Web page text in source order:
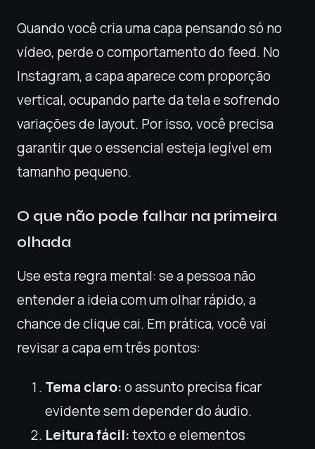
Quando você cria uma capa pensando só no
vídeo, perde o comportamento do feed. No
Instagram, a capa aparece com proporção
vertical, ocupando parte da tela e sofrendo
variações de layout. Por isso, você precisa
garantir que o essencial esteja legível em
tamanho pequeno.
O que não pode falhar na primeira
olhada
Use esta regra mental: se a pessoa não
entender a ideia com um olhar rápido, a
chance de clique cai. Em prática, você vai
revisar a capa em três pontos:
Tema claro:o assunto precisa ficar
evidente sem depender do áudio.
Leitura fácil:texto e elementos